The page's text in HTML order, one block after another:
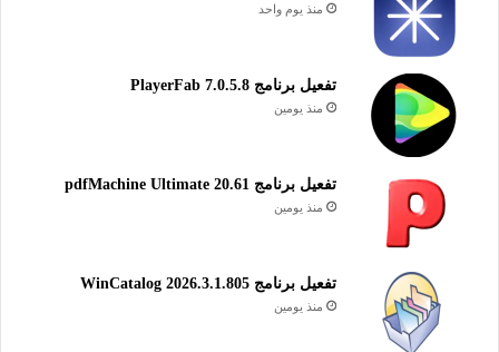
منذ يوم واحد
تفعيل برنامج PlayerFab 7.0.5.8
منذ يومين
تفعيل برنامج pdfMachine Ultimate 20.61
منذ يومين
تفعيل برنامج WinCatalog 2026.3.1.805
منذ يومين